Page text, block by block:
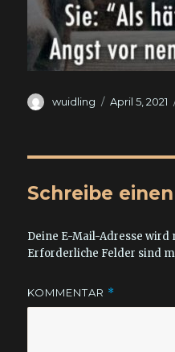
Autor
wuidling April 5, 2021
Schreibe
Deine E-Mail-Adresse
Erforderliche Felder sind
KOMMENTAR *